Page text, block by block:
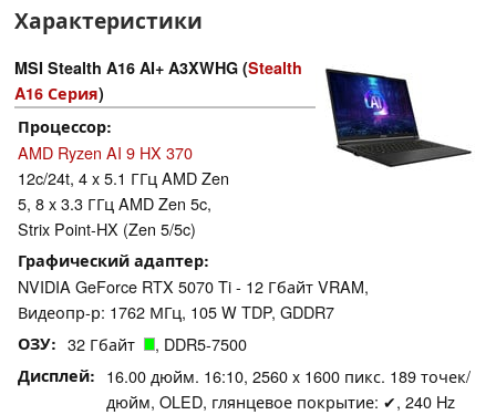
Характеристики
MSI Stealth A16 AI+ A3XWHG (Stealth
A16 Серия)
Процессор
AMD Ryzen AI 9 HX 370
12c/24t, 4 x 5.1 ГГц AMD Zen
5, 8 x 3.3 ГГц AMD Zen 5c,
Strix Point-HX (Zen 5/5c)
Графический адаптер
NVIDIA GeForce RTX 5070 Ti - 12 Гбайт VRAM,
Видеопр-р: 1762 МГц, 105 W TDP, GDDR7
ОЗУ 32 Гбайт , DDR5-7500
Дисплей
16.00 дюйм. 16:10, 2560 x 1600 пикс. 189 точек/
дюйм, OLED, глянцевое покрытие: ✔, 240 Hz